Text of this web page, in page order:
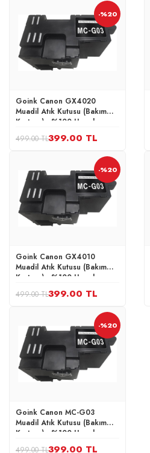
-%20
Goink Canon GX4020
Muadil Atık Kutusu (Bakım
Kartuşu) - %100 Uyumlu
499.00 TL399.00 TL
-%20
Goink Canon GX4010
Muadil Atık Kutusu (Bakım
Kartuşu) - %100 Uyumlu
499.00 TL399.00 TL
-%20
Goink Canon MC-G03
Muadil Atık Kutusu (Bakım
Kartuşu) - %100 Uyumlu
499.00 TL399.00 TL